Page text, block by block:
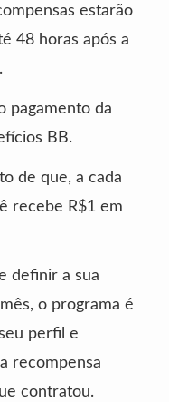
estarão
48 horas após a
pagamento da
BB.
de que, a cada
recebe R$1 em
definir a sua
o programa é
perfil e
recompensa
contratou.